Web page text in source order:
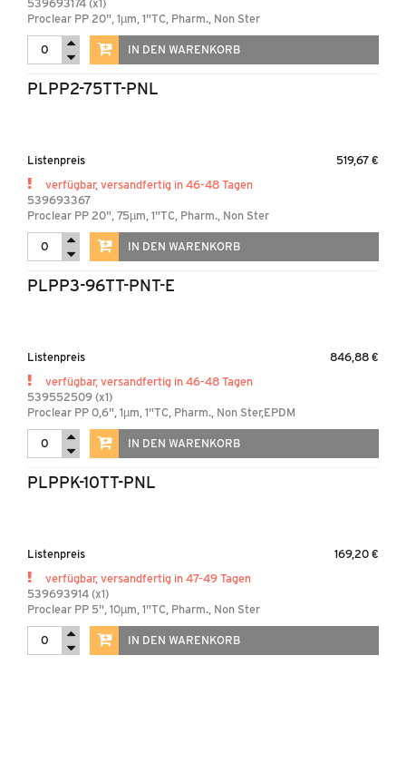
539693174 (x1)
Proclear PP 20", 1µm, 1"TC, Pharm., Non Ster
IN DEN WARENKORB
PLPP2-75TT-PNL
Listenpreis
519,67 €
verfügbar, versandfertig in 46-48 Tagen
539693367
Proclear PP 20", 75µm, 1"TC, Pharm., Non Ster
IN DEN WARENKORB
PLPP3-96TT-PNT-E
Listenpreis
846,88 €
verfügbar, versandfertig in 46-48 Tagen
539552509 (x1)
Proclear PP 0,6", 1µm, 1"TC, Pharm., Non Ster,EPDM
IN DEN WARENKORB
PLPPK-10TT-PNL
Listenpreis
169,20 €
verfügbar, versandfertig in 47-49 Tagen
539693914 (x1)
Proclear PP 5", 10µm, 1"TC, Pharm., Non Ster
IN DEN WARENKORB